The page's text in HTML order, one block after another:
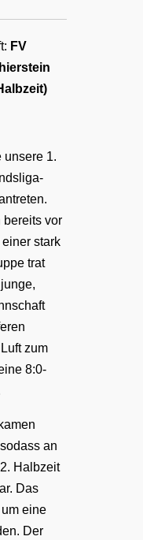
FV
unsere 1.
bereits vor
stark
trat
zum
8:0-
an
Halbzeit
Das
eine
Der